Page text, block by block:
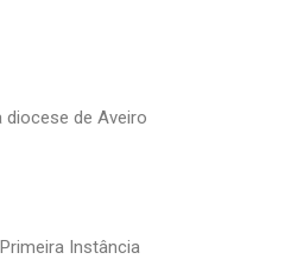
diocese de Aveiro
Instância